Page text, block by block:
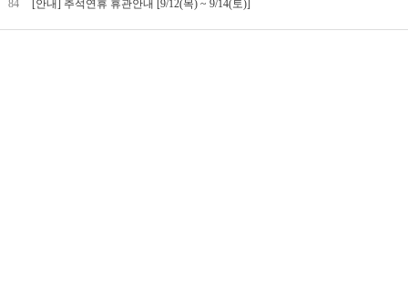
84 [안내] 추석연휴 휴관안내 [9/12(목) ~ 9/14(토)]